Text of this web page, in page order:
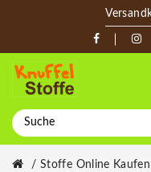
Stoffe Online